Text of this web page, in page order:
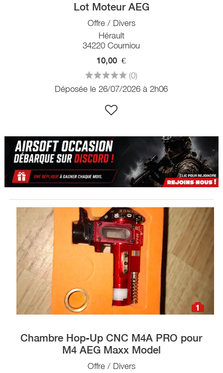
Lot Moteur AEG
Offre / Divers
Hérault
34220 Courniou
10,00 €
(0)
Déposée le 26/07/2026 à 2h06
1
Chambre Hop-Up CNC M4A PRO pour
M4 AEG Maxx Model
Offre / Divers